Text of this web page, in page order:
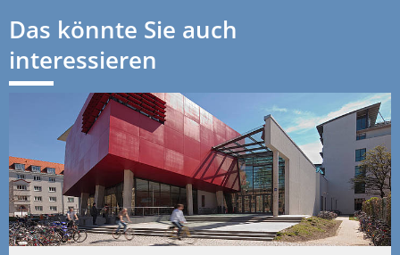
Werkstoff- und Materialwissenschaften studieren –
Studiengänge Bekleidungstechnik
Werkstoff- und Materialwissenschaften studieren –
StudiengängeGießereitechnik
Werkstoff- und Materialwissenschaften studieren –
StudiengängeGlastechnik
Werkstoff- und Materialwissenschaften studieren –
StudiengängeKeramik (Werkstofftechnik)
Das könnte Sie auch
interessieren